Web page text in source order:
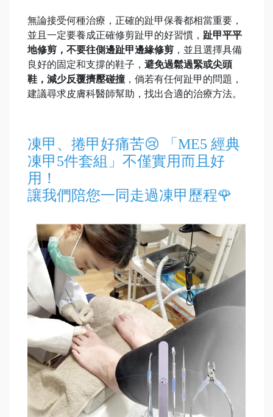
無論接受何種治療，正確的趾甲保養都相當重要，
並且一定要養成正確修剪趾甲的好習慣， 趾甲平平
地修剪，不要往側邊趾甲邊緣修剪 ，並且選擇具備
良好的固定和支撐的鞋子， 避免過鬆過緊或尖頭
鞋，減少反覆擠壓碰撞 ，倘若有任何趾甲的問題，
建議尋求皮膚科醫師幫助，找出合適的治療方法。
凍甲、捲甲好痛苦😢 「ME5 經典
凍甲5件套組」不僅實用而且好
用！
讓我們陪您一同走過凍甲歷程🌹